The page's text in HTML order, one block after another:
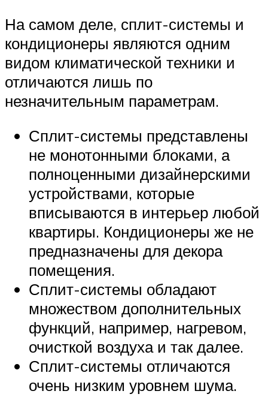
На самом деле, сплит-системы и
кондиционеры являются одним
видом климатической техники и
отличаются лишь по
незначительным параметрам.
Сплит-системы представлены
не монотонными блоками, а
полноценными дизайнерскими
устройствами, которые
вписываются в интерьер любой
квартиры. Кондиционеры же не
предназначены для декора
помещения.
Сплит-системы обладают
множеством дополнительных
функций, например, нагревом,
очисткой воздуха и так далее.
Сплит-системы отличаются
очень низким уровнем шума.